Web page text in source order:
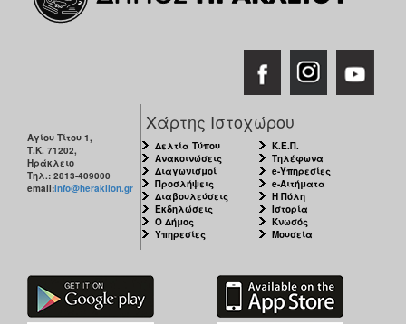
Απινιδωτές
ΔΗΜΟΣ
Αγίου Τίτου 1,
Τ.Κ. 71202,
Ηράκλειο
Τηλ.: 2813-409000
email:info@heraklion.gr
Χάρτης Ιστοχώρου
Δελτία Τύπου
Ανακοινώσεις
Διαγωνισμοί
Προσλήψεις
Διαβουλεύσεις
Εκδηλώσεις
Ο Δήμος
Υπηρεσίες
Κ.Ε.Π.
Τηλέφωνα
e-Υπηρεσίες
e-Αιτήματα
Η Πόλη
Ιστορία
Κνωσός
Μουσεία